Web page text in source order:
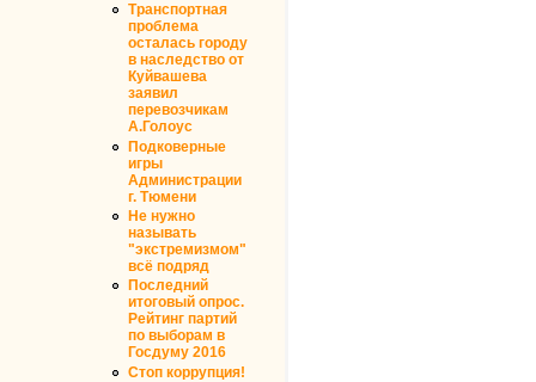
Транспортная
проблема
осталась городу
в наследство от
Куйвашева
заявил
перевозчикам
А.Голоус
Подковерные
игры
Администрации
г. Тюмени
Не нужно
называть
"экстремизмом"
всё подряд
Последний
итоговый опрос.
Рейтинг партий
по выборам в
Госдуму 2016
Стоп коррупция!